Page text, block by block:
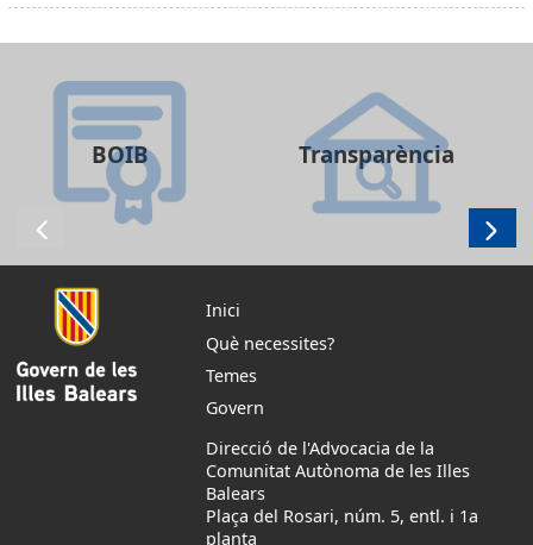
BOIB Transparència
Inici
Què necessites?
Temes
Govern
Direcció de l'Advocacia de la
Comunitat Autònoma de les Illes
Balears
Plaça del Rosari, núm. 5, entl. i 1a
planta